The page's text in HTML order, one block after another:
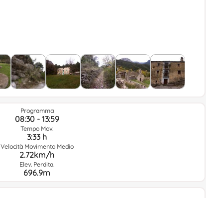
Programma
08:30 - 13:59
Tempo Mov.
3:33 h
Velocità Movimento Medio
2.72km/h
Elev. Perdita.
696.9m